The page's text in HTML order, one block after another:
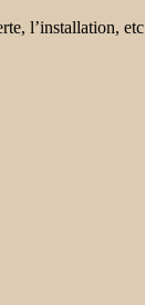
l’installation, etc